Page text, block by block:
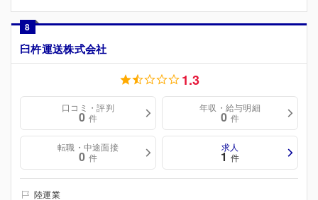
8
臼杵運送株式会社
1.3
口コミ・評判
0 件
年収・給与明細
0 件
転職・中途面接
0 件
求人
1 件
陸運業